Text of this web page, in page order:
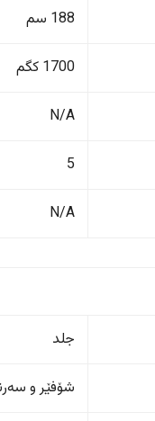
188 سم
1700 کگم
N/A
5
N/A
جلد
شۆفێر و